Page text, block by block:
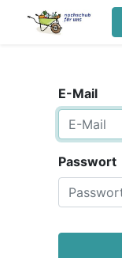
E-Mail
Passwort